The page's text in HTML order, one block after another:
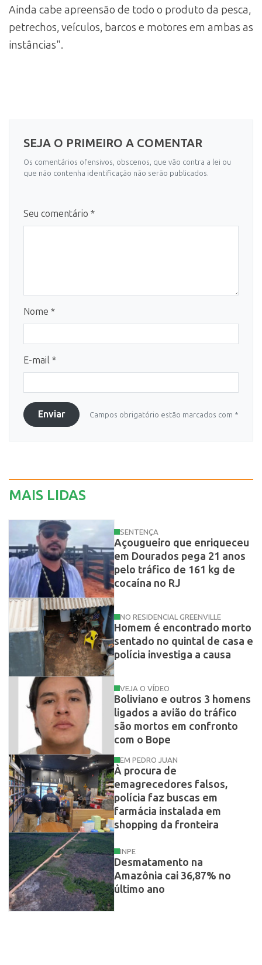
Ainda cabe apreensão de todo o produto da pesca,
petrechos, veículos, barcos e motores em ambas as
instâncias".
SEJA O PRIMEIRO A COMENTAR
Os comentários ofensivos, obscenos, que vão contra a lei ou
que não contenha identificação não serão publicados.
Seu comentário *
Nome *
E-mail *
Enviar Campos obrigatório estão marcados com *
MAIS LIDAS
SENTENÇA
Açougueiro que enriqueceu
em Dourados pega 21 anos
pelo tráfico de 161 kg de
cocaína no RJ
NO RESIDENCIAL GREENVILLE
Homem é encontrado morto
sentado no quintal de casa e
polícia investiga a causa
VEJA O VÍDEO
Boliviano e outros 3 homens
ligados a avião do tráfico
são mortos em confronto
com o Bope
EM PEDRO JUAN
À procura de
emagrecedores falsos,
polícia faz buscas em
farmácia instalada em
shopping da fronteira
INPE
Desmatamento na
Amazônia cai 36,87% no
último ano